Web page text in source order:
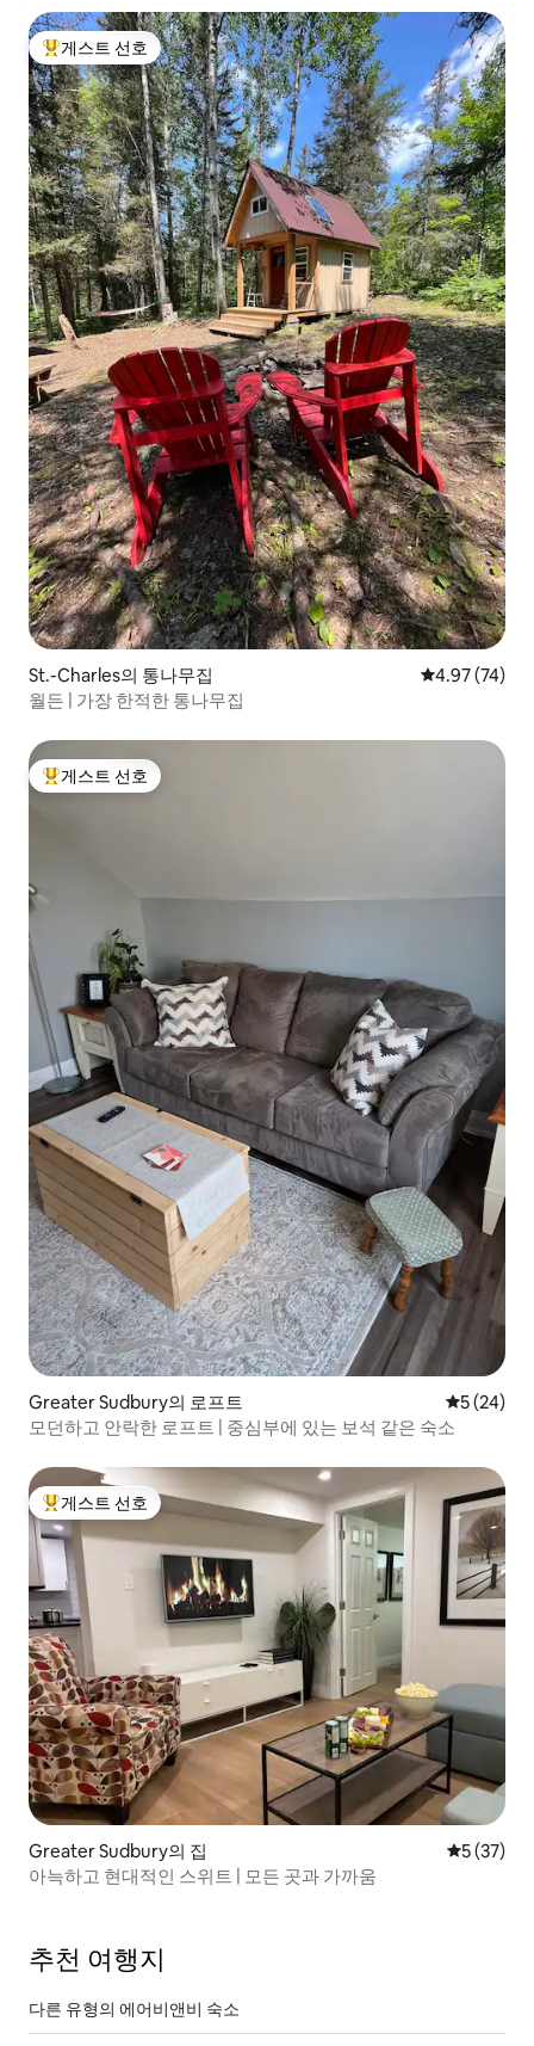
상위 게스트 선호
게스트 선호
St.-Charles의 통나무집 평점 4.97점(5
4.97 (74)
월든 | 가장 한적한 통나무집
상위 게스트 선호
게스트 선호
Greater Sudbury의 로프트 평점 5점(5
5 (24)
모던하고 안락한 로프트 | 중심부에 있는 보석 같은 숙소
상위 게스트 선호
게스트 선호
Greater Sudbury의 집 평점 5점
5 (37)
아늑하고 현대적인 스위트 | 모든 곳과 가까움
추천 여행지
다른 유형의 에어비앤비 숙소